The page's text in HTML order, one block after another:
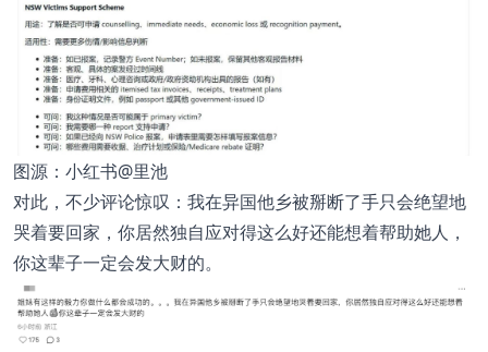
图源：小红书@里池
对此，不少评论惊叹：我在异国他乡被掰断了手只会绝望地
哭着要回家，你居然独自应对得这么好还能想着帮助她人，
你这辈子一定会发大财的。